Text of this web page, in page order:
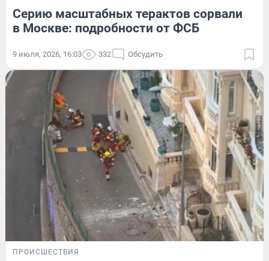
Серию масштабных терактов сорвали
в Москве: подробности от ФСБ
9 июля, 2026, 16:03 332 Обсудить
ПРОИСШЕСТВИЯ